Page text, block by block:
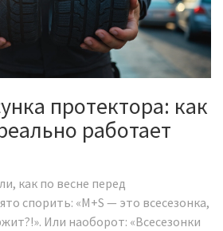
протектора: как
работает
как по весне перед
спорить: «М+S — это всесезонка,
Или наоборот: «Всесезонки